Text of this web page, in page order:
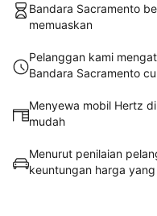
Bandara Sacramento
memuaskan
Pelanggan kami
Bandara Sacramento
Menyewa mobil Hertz
mudah
Menurut penilaian
keuntungan harga yang